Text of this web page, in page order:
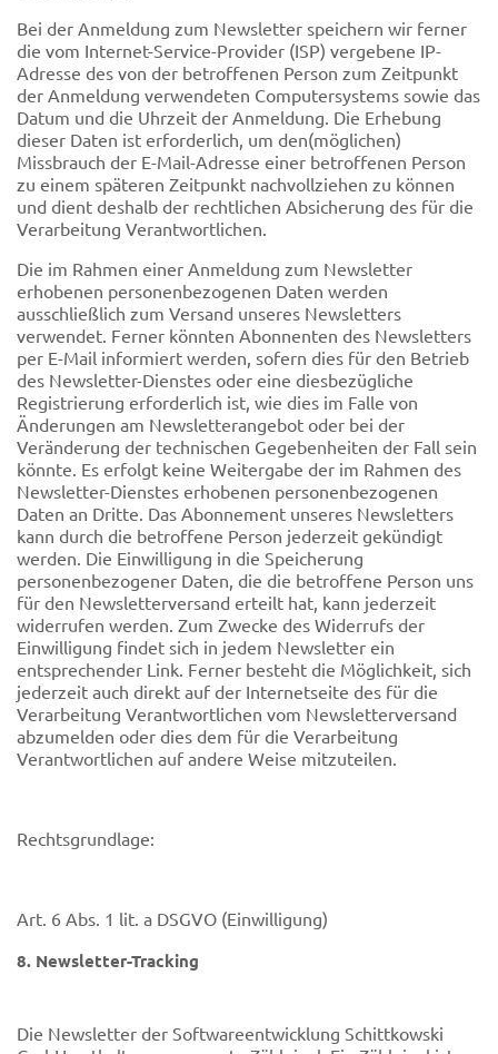
Bei der Anmeldung zum Newsletter speichern wir ferner
die vom Internet-Service-Provider (ISP) vergebene IP-
Adresse des von der betroffenen Person zum Zeitpunkt
der Anmeldung verwendeten Computersystems sowie das
Datum und die Uhrzeit der Anmeldung. Die Erhebung
dieser Daten ist erforderlich, um den(möglichen)
Missbrauch der E-Mail-Adresse einer betroffenen Person
zu einem späteren Zeitpunkt nachvollziehen zu können
und dient deshalb der rechtlichen Absicherung des für die
Verarbeitung Verantwortlichen.
Die im Rahmen einer Anmeldung zum Newsletter
erhobenen personenbezogenen Daten werden
ausschließlich zum Versand unseres Newsletters
verwendet. Ferner könnten Abonnenten des Newsletters
per E-Mail informiert werden, sofern dies für den Betrieb
des Newsletter-Dienstes oder eine diesbezügliche
Registrierung erforderlich ist, wie dies im Falle von
Änderungen am Newsletterangebot oder bei der
Veränderung der technischen Gegebenheiten der Fall sein
könnte. Es erfolgt keine Weitergabe der im Rahmen des
Newsletter-Dienstes erhobenen personenbezogenen
Daten an Dritte. Das Abonnement unseres Newsletters
kann durch die betroffene Person jederzeit gekündigt
werden. Die Einwilligung in die Speicherung
personenbezogener Daten, die die betroffene Person uns
für den Newsletterversand erteilt hat, kann jederzeit
widerrufen werden. Zum Zwecke des Widerrufs der
Einwilligung findet sich in jedem Newsletter ein
entsprechender Link. Ferner besteht die Möglichkeit, sich
jederzeit auch direkt auf der Internetseite des für die
Verarbeitung Verantwortlichen vom Newsletterversand
abzumelden oder dies dem für die Verarbeitung
Verantwortlichen auf andere Weise mitzuteilen.
Rechtsgrundlage:
Art. 6 Abs. 1 lit. a DSGVO (Einwilligung)
8. Newsletter-Tracking
Die Newsletter der Softwareentwicklung Schittkowski